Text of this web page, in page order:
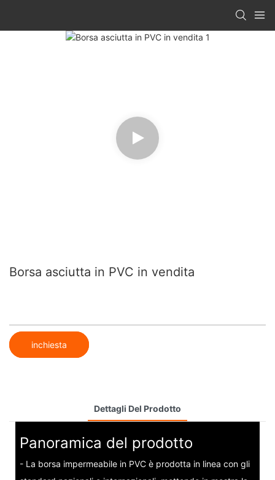
Borsa asciutta in PVC in vendita
inchiesta
Dettagli Del Prodotto
Panoramica del prodotto
- La borsa impermeabile in PVC è prodotta in linea con gli